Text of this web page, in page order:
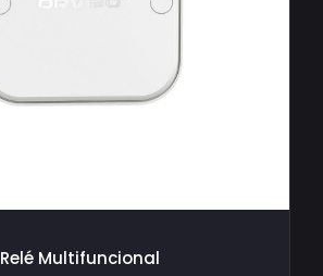
Relé Multifuncional